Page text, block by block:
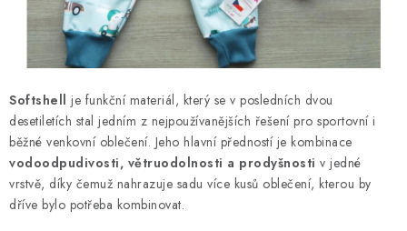
Velkoobchod
Obchodní podmínky
Podmínky ochrany osobních údajů
Blog
Softshell je funkční materiál, který se v posledních dvou
desetiletích stal jedním z nejpoužívanějších řešení pro sportovní i
běžné venkovní oblečení. Jeho hlavní předností je kombinace
vodoodpudivosti, větruodolnosti a prodyšnosti v jedné
vrstvě, díky čemuž nahrazuje sadu více kusů oblečení, kterou by
dříve bylo potřeba kombinovat.